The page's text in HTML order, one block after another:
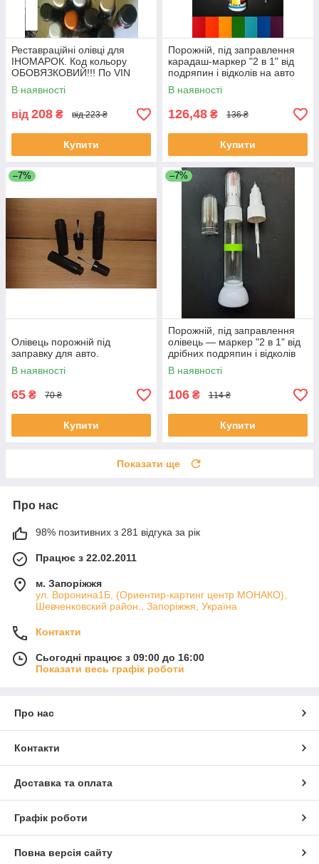
Реставраційні олівці для
ІНОМАРОК. Код кольору
ОБОВЯЗКОВИЙ!!! По VIN
коду не працюемо!!!
В наявності
від 208 ₴ від 223 ₴
Купити
Порожній, під заправлення
карадаш-маркер "2 в 1" від
подряпин і відколів на авто
12 мл.
В наявності
126,48 ₴ 136 ₴
Купити
–7%
Олівець порожній під
заправку для авто.
В наявності
65 ₴ 70 ₴
Купити
–7%
Порожній, під заправлення
олівець — маркер "2 в 1" від
дрібних подряпин і відколів
на авто 10 мл.
В наявності
106 ₴ 114 ₴
Купити
Показати ще
Про нас
98% позитивних з 281 відгука за рік
Працює з 22.02.2011
м. Запоріжжя
ул. Воронина1Б, (Ориентир-картинг центр МОНАКО),
Шевченковский район., Запоріжжя, Україна
Контакти
Сьогодні працює з 09:00 до 16:00
Показати весь графік роботи
Про нас
Контакти
Доставка та оплата
Графік роботи
Повна версія сайту